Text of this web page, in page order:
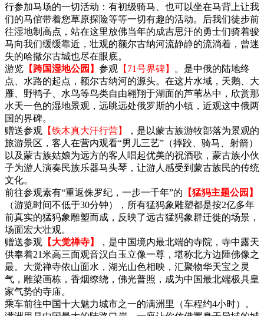
行参加马场的一切活动：有初级骑马、也可以坐在马背上让我
们的马倌带着您草原探险等等一切有趣的活动。后我们徒步前
往湿地制高点，站在这里放佛当年的成吉思汗的勇士们骑着骏
马向我们缓缓靠近，壮观的额尔古纳河流静静的流淌着，曾迷
失的哈撒尔古城也尽在眼底。
游览 【跨国湿地公园】 参观 【71号界碑】
。是中俄的陆地终
点、水路的起点，额尔古纳河的源头。在这片水域，天鹅、大
雁、野鸭子、水鸟等鸟类自由翱翔于湖面的芦苇丛中，欣赏那
水天一色的湿地景观，远眺远处俄罗斯的小镇，近观这中俄两
国的界碑。
赠送参观 【铁木真大汗行营】
，是以蒙古族游牧部落为景观的
旅游景区，客人在营内观看“男儿三艺”（摔跤、骑马、射箭）
以及蒙古族姑娘为远方的客人唱起优美的祝酒歌，蒙古族小伙
子为游人演奏民族乐器马头琴，让游人感受到蒙古族民的传统
文化。
前往参观素有“重返侏罗纪，一步一千年”的 【猛犸主题公园】
（游览时间不低于30分钟），所有猛犸象雕塑都是按2亿多年
前真实的猛犸象雕塑而成，反映了远古猛犸象群迁徙的场景，
场面宏大壮观。
赠送参观 【大觉禅寺】
，是中国境内最北端的寺院，寺中露天
供奉着21米高三面观音汉白玉立像一尊，堪称北方边陲佛像之
最。大觉禅寺依山面水，湖光山色相映，汇聚物华天宝之灵
气，雕梁画栋，香烟缭绕，佛光普照，成为中国最北端极具皇
家气势的寺庙。
乘车前往中国十大魅力城市之一的满洲里（车程约4小时）。